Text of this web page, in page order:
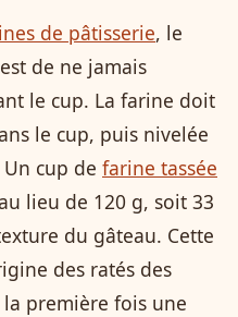
de pâtisserie, le
de ne jamais
le cup. La farine doit
le cup, puis nivelée
cup de farine tassée
lieu de 120 g, soit 33
du gâteau. Cette
des ratés des
première fois une